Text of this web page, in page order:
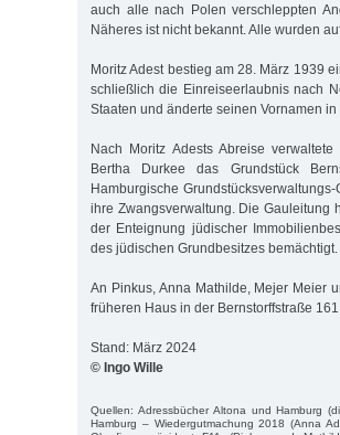
auch alle nach Polen verschleppten
Näheres ist nicht bekannt. Alle wurden
Moritz Adest bestieg am 28. März 1939
schließlich die Einreiseerlaubnis nach
Staaten und änderte seinen Vornamen in
Nach Moritz Adests Abreise
Bertha Durkee das Grundstück
Hamburgische
ihre Zwangsverwaltung. Die Gauleitung
der Enteignung jüdischer
des jüdischen Grundbesitzes bemächtigt.
An Pinkus, Anna Mathilde, Mejer Meier
früheren Haus in der Bernstorffstraße 161.
Stand: März 2024
© Ingo Wille
Quellen: Adressbücher Altona und Hamburg
Hamburg – Wiedergutmachung 2018 (Anna